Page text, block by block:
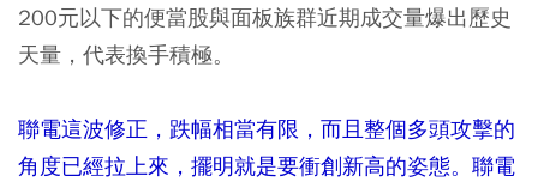
200元以下的便當股與面板族群近期成交量爆出歷史
天量，代表換手積極。
聯電這波修正，跌幅相當有限，而且整個多頭攻擊的
角度已經拉上來，擺明就是要衝創新高的姿態。聯電